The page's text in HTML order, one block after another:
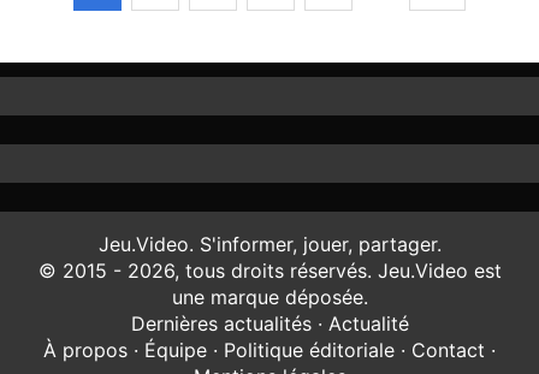
Jeu.Video. S'informer, jouer, partager.
© 2015 - 2026, tous droits réservés. Jeu.Video est
une marque déposée.
Dernières actualités· Actualité
À propos · Équipe · Politique éditoriale · Contact ·